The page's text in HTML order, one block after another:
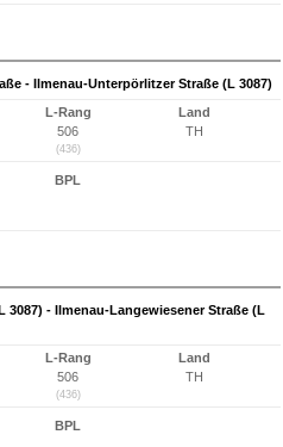
- Ilmenau-Unterpörlitzer Straße (L 3087)
L-Rang
506
(436)
Land
TH
BPL
- Ilmenau-Langewiesener Straße (L
L-Rang
506
(436)
Land
TH
BPL